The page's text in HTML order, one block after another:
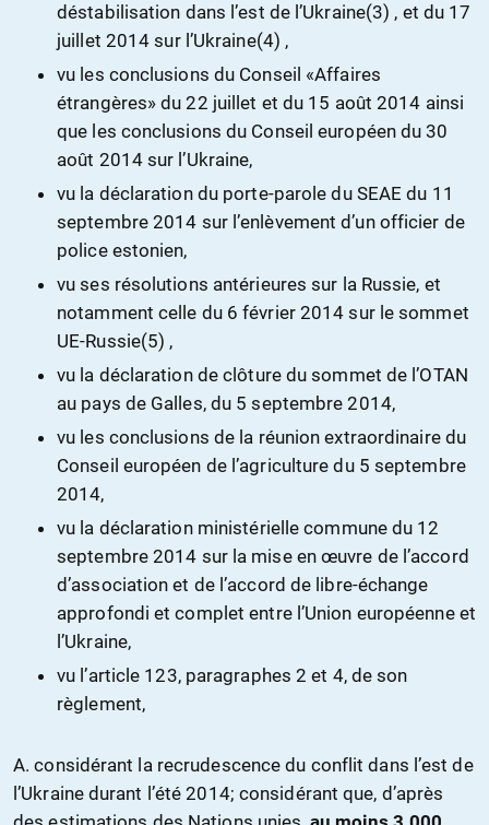
déstabilisation dans l’est de l’Ukraine(3) , et du 17
juillet 2014 sur l’Ukraine(4) ,
vu les conclusions du Conseil «Affaires
étrangères» du 22 juillet et du 15 août 2014 ainsi
que les conclusions du Conseil européen du 30
août 2014 sur l’Ukraine,
vu la déclaration du porte-parole du SEAE du 11
septembre 2014 sur l’enlèvement d’un officier de
police estonien,
vu ses résolutions antérieures sur la Russie, et
notamment celle du 6 février 2014 sur le sommet
UE-Russie(5) ,
vu la déclaration de clôture du sommet de l’OTAN
au pays de Galles, du 5 septembre 2014,
vu les conclusions de la réunion extraordinaire du
Conseil européen de l’agriculture du 5 septembre
2014,
vu la déclaration ministérielle commune du 12
septembre 2014 sur la mise en œuvre de l’accord
d’association et de l’accord de libre-échange
approfondi et complet entre l’Union européenne et
l’Ukraine,
vu l’article 123, paragraphes 2 et 4, de son
règlement,
A. considérant la recrudescence du conflit dans l’est de
l’Ukraine durant l’été 2014; considérant que, d’après